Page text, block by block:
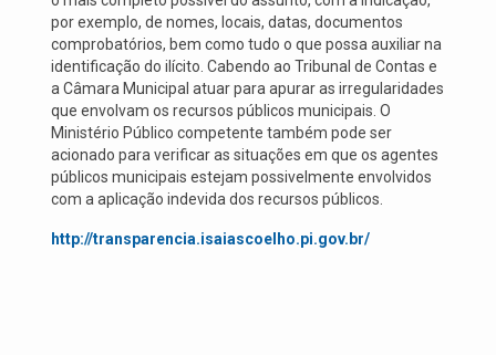
por exemplo, de nomes, locais, datas, documentos
comprobatórios, bem como tudo o que possa auxiliar na
identificação do ilícito. Cabendo ao Tribunal de Contas e
a Câmara Municipal atuar para apurar as irregularidades
que envolvam os recursos públicos municipais. O
Ministério Público competente também pode ser
acionado para verificar as situações em que os agentes
públicos municipais estejam possivelmente envolvidos
com a aplicação indevida dos recursos públicos.
http://transparencia.isaiascoelho.pi.gov.br/